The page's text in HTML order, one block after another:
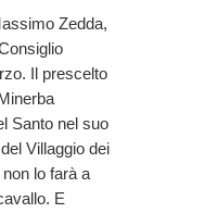
Zedda,
Il prescelto
Santo nel suo
Villaggio dei
lo farà a
E